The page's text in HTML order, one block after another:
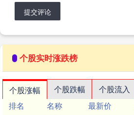
提交评论
个股实时涨跌榜
个股涨幅 个股跌幅 个股流入
排名
名称 最新价